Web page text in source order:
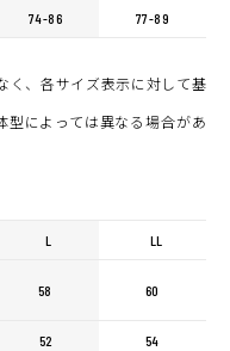
74-86 77-89
く、各サイズ表示に対して基
型によっては異なる場合があ
L LL
58 60
52 54